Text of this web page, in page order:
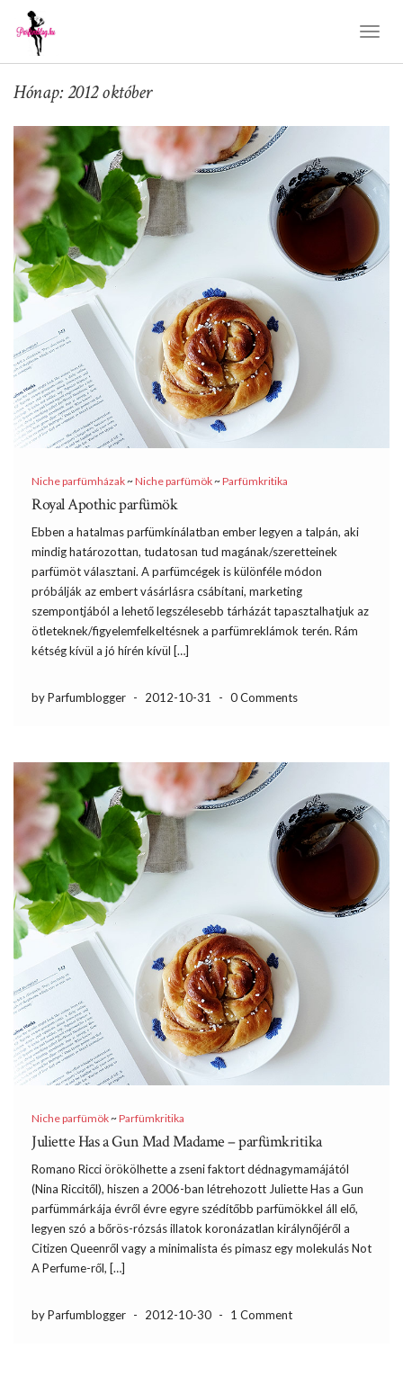
Hónap: 2012 október
Niche parfümházak~Niche parfümök~Parfümkritika
Royal Apothic parfümök
Ebben a hatalmas parfümkínálatban ember legyen a talpán, aki
mindig határozottan, tudatosan tud magának/szeretteinek
parfümöt választani. A parfümcégek is különféle módon
próbálják az embert vásárlásra csábítani, marketing
szempontjából a lehető legszélesebb tárházát tapasztalhatjuk az
ötleteknek/figyelemfelkeltésnek a parfümreklámok terén. Rám
kétség kívül a jó hírén kívül […]
by Parfumblogger - 2012-10-31 - 0 Comments
Niche parfümök~Parfümkritika
Juliette Has a Gun Mad Madame – parfümkritika
Romano Ricci örökölhette a zseni faktort dédnagymamájától
(Nina Riccitől), hiszen a 2006-ban létrehozott Juliette Has a Gun
parfümmárkája évről évre egyre szédítőbb parfümökkel áll elő,
legyen szó a bőrös-rózsás illatok koronázatlan királynőjéről a
Citizen Queenről vagy a minimalista és pimasz egy molekulás Not
A Perfume-ről, […]
by Parfumblogger - 2012-10-30 - 1 Comment